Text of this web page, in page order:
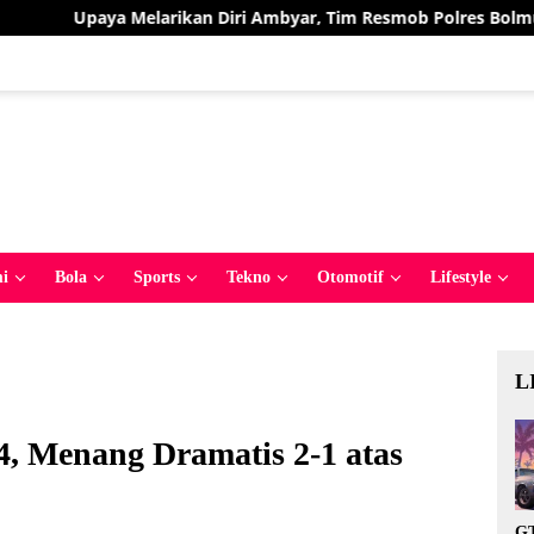
Diri Ambyar, Tim Resmob Polres Bolmut Bekuk Pelaku
Bola Sports Tekno Otomotif Lifestyle
Menang Dramatis 2-1 atas